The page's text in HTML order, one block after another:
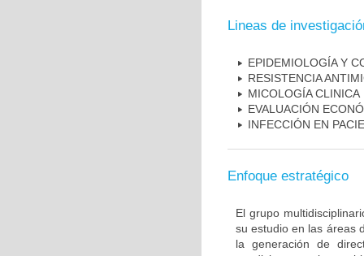
Lineas de
EPIDEMIOLOGÍA Y
RESISTENCIA
MICOLOGÍA CLINICA
EVALUACIÓN
INFECCIÓN EN
Enfoque estratégico
El grupo
su estudio en las áreas
la generación de